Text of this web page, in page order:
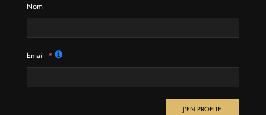
Nom
Email
J'EN PROFITE